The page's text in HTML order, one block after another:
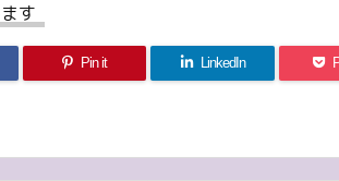
す
Pin it LinkedIn